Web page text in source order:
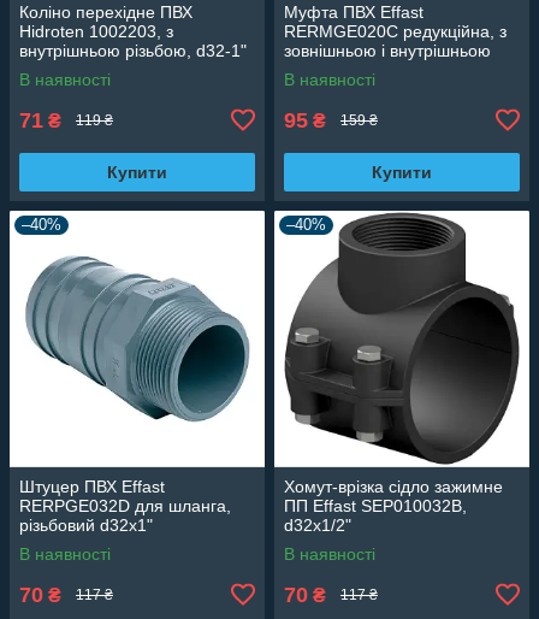
Коліно перехідне ПВХ
Hidroten 1002203, з
внутрішньою різьбою, d32-1"
В наявності
71 ₴ 119 ₴
Купити
Муфта ПВХ Effast
RERMGE020C редукційна, з
зовнішньою і внутрішньою
різьбою d1/2"x3/4"
В наявності
95 ₴ 159 ₴
Купити
–40%
Штуцер ПВХ Effast
RERPGE032D для шланга,
різьбовий d32х1"
В наявності
70 ₴ 117 ₴
–40%
Хомут-врізка сідло зажимне
ПП Effast SEP010032B,
d32x1/2"
В наявності
70 ₴ 117 ₴